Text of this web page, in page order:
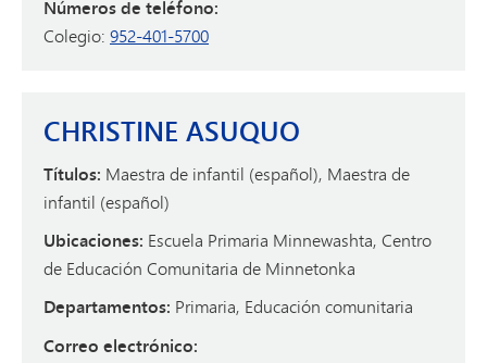
Números de teléfono:
Colegio: 952-401-5700
CHRISTINE ASUQUO
Títulos: Maestra de infantil (español), Maestra de
infantil (español)
Ubicaciones: Escuela Primaria Minnewashta, Centro
de Educación Comunitaria de Minnetonka
Departamentos: Primaria, Educación comunitaria
Correo electrónico: